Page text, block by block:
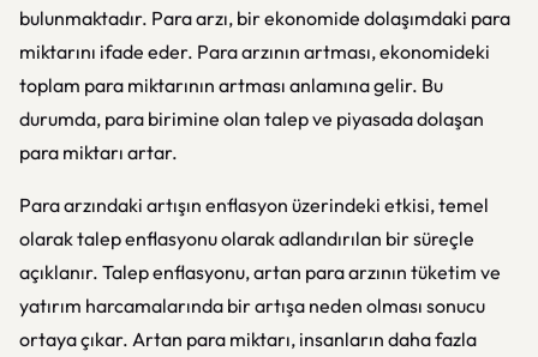
bulunmaktadır. Para arzı, bir ekonomide dolaşımdaki para
miktarını ifade eder. Para arzının artması, ekonomideki
toplam para miktarının artması anlamına gelir. Bu
durumda, para birimine olan talep ve piyasada dolaşan
para miktarı artar.
Para arzındaki artışın enflasyon üzerindeki etkisi, temel
olarak talep enflasyonu olarak adlandırılan bir süreçle
açıklanır. Talep enflasyonu, artan para arzının tüketim ve
yatırım harcamalarında bir artışa neden olması sonucu
ortaya çıkar. Artan para miktarı, insanların daha fazla